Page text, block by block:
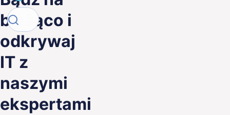
bieżąco i
odkrywaj
IT z
naszymi
ekspertami
Search
Search